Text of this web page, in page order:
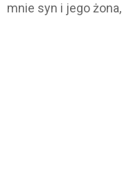
mnie syn i jego